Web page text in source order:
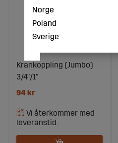
Krankoppling (Jumbo)
3/4"/1"
94 kr
Norge
Poland
Sverige